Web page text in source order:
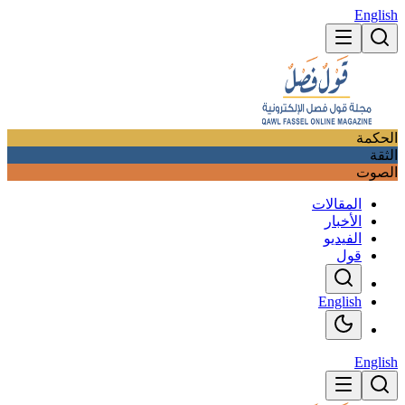
English
الحكمة
الثقة
الصوت
المقالات
الأخبار
الفيديو
قول
English
English